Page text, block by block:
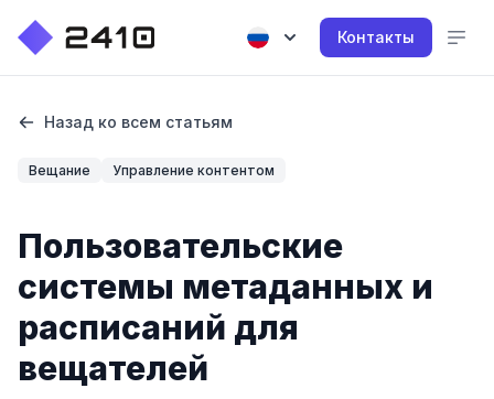
Контакты
Назад ко всем статьям
Вещание Управление контентом
Пользовательские
системы метаданных и
расписаний для
вещателей